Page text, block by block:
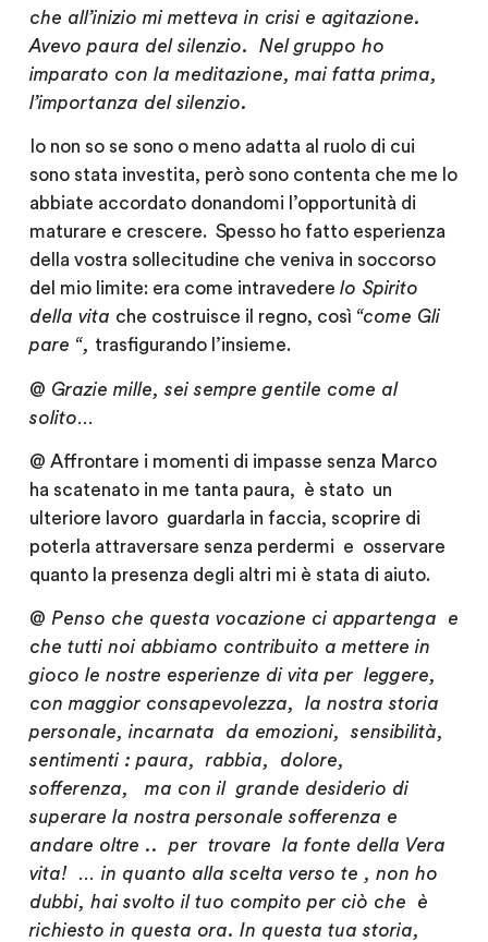
che all’inizio mi metteva in crisi e agitazione.
Avevo paura del silenzio. Nel gruppo ho
imparato con la meditazione, mai fatta prima,
l’importanza del silenzio.
Io non so se sono o meno adatta al ruolo di cui
sono stata investita, però sono contenta che me lo
abbiate accordato donandomi l’opportunità di
maturare e crescere. Spesso ho fatto esperienza
della vostra sollecitudine che veniva in soccorso
del mio limite: era come intravedere lo Spirito
della vita che costruisce il regno, così “come Gli
pare “, trasfigurando l’insieme.
@ Grazie mille, sei sempre gentile come al
solito…
@ Affrontare i momenti di impasse senza Marco
ha scatenato in me tanta paura, è stato un
ulteriore lavoro guardarla in faccia, scoprire di
poterla attraversare senza perdermi e osservare
quanto la presenza degli altri mi è stata di aiuto.
@ Penso che questa vocazione ci appartenga e
che tutti noi abbiamo contribuito a mettere in
gioco le nostre esperienze di vita per leggere,
con maggior consapevolezza, la nostra storia
personale, incarnata da emozioni, sensibilità,
sentimenti : paura, rabbia, dolore,
sofferenza, ma con il grande desiderio di
superare la nostra personale sofferenza e
andare oltre .. per trovare la fonte della Vera
vita! … in quanto alla scelta verso te , non ho
dubbi, hai svolto il tuo compito per ciò che è
richiesto in questa ora. In questa tua storia,